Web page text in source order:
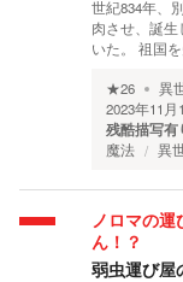
世紀834年、
肉させ、誕
いた。 祖国
★26 異
2023年11月
残酷描写有
魔法 異
ノロマの
ん！？
弱虫運び屋